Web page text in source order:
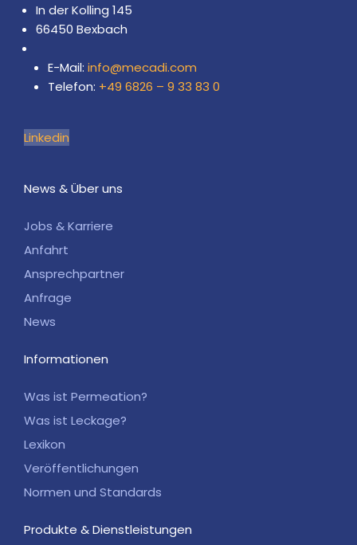
In der Kolling 145
66450 Bexbach
E-Mail: info@mecadi.com
Telefon: +49 6826 – 9 33 83 0
Linkedin
News & Über uns
Jobs & Karriere
Anfahrt
Ansprechpartner
Anfrage
News
Informationen
Was ist Permeation?
Was ist Leckage?
Lexikon
Veröffentlichungen
Normen und Standards
Produkte & Dienstleistungen